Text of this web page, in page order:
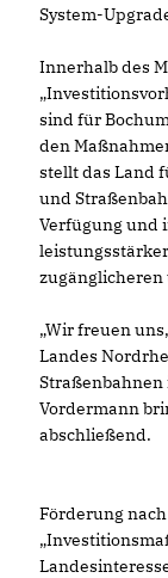
System-
Innerhalb des
sind für
den
stellt das Land
und
Verfügung und
zugänglicheren
Wir freuen
Landes
Straßenbahnen
Vordermann
abschließend.
Förderung nach